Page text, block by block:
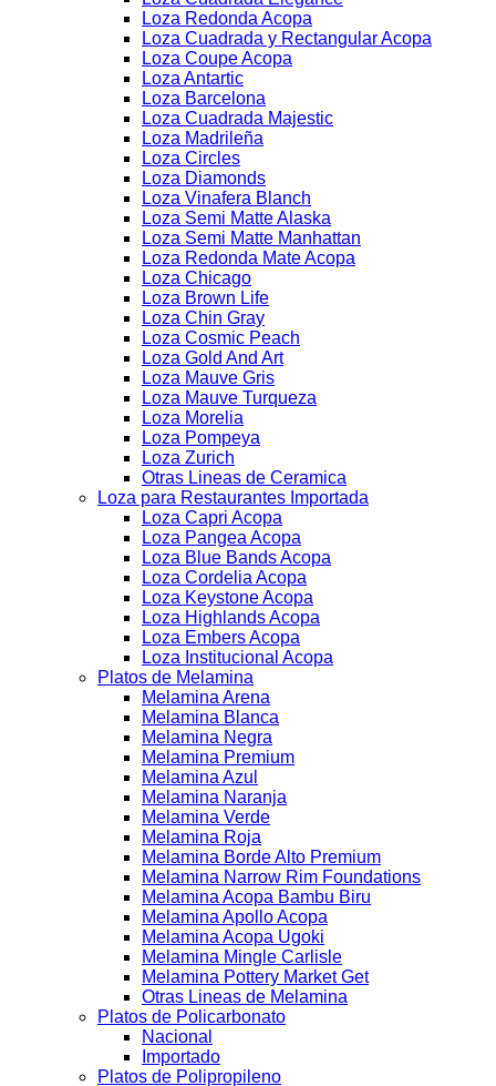
Loza Redonda Acopa
Loza Cuadrada y Rectangular Acopa
Loza Coupe Acopa
Loza Antartic
Loza Barcelona
Loza Cuadrada Majestic
Loza Madrileña
Loza Circles
Loza Diamonds
Loza Vinafera Blanch
Loza Semi Matte Alaska
Loza Semi Matte Manhattan
Loza Redonda Mate Acopa
Loza Chicago
Loza Brown Life
Loza Chin Gray
Loza Cosmic Peach
Loza Gold And Art
Loza Mauve Gris
Loza Mauve Turqueza
Loza Morelia
Loza Pompeya
Loza Zurich
Otras Lineas de Ceramica
Loza para Restaurantes Importada
Loza Capri Acopa
Loza Pangea Acopa
Loza Blue Bands Acopa
Loza Cordelia Acopa
Loza Keystone Acopa
Loza Highlands Acopa
Loza Embers Acopa
Loza Institucional Acopa
Platos de Melamina
Melamina Arena
Melamina Blanca
Melamina Negra
Melamina Premium
Melamina Azul
Melamina Naranja
Melamina Verde
Melamina Roja
Melamina Borde Alto Premium
Melamina Narrow Rim Foundations
Melamina Acopa Bambu Biru
Melamina Apollo Acopa
Melamina Acopa Ugoki
Melamina Mingle Carlisle
Melamina Pottery Market Get
Otras Lineas de Melamina
Platos de Policarbonato
Nacional
Importado
Platos de Polipropileno